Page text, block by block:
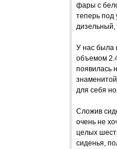
фары с
теперь под
дизельный,
У нас была
объемом
появилась
для себя
Сложив
очень не
целых
сиденья,